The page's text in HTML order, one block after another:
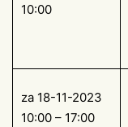
10:00
za 18-11-2023
10:00 – 17:00